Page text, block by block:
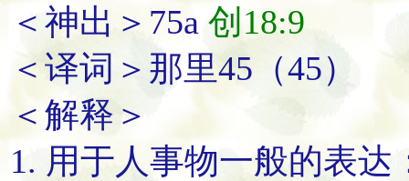
＜神出＞75a 创18:9
＜译词＞那里45（45）
＜解释＞
1. 用于人事物一般的表达